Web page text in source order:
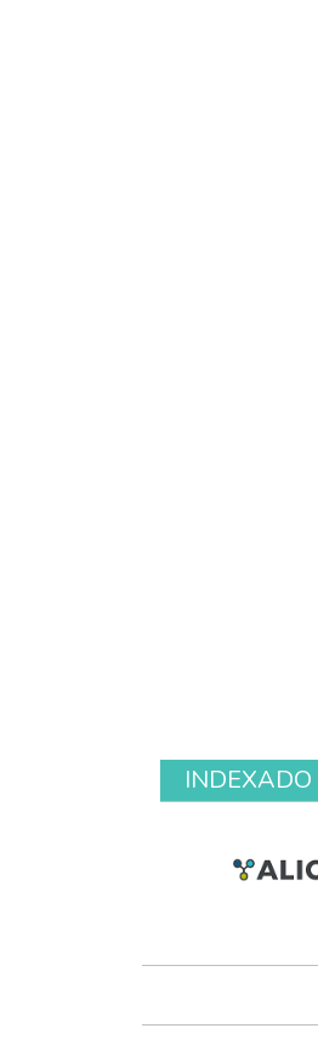
INDEXADO